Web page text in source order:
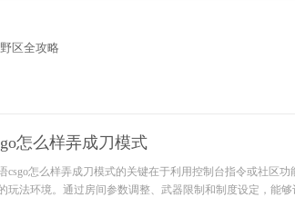
区全攻略
怎么样弄成刀模式
csgo怎么样弄成刀模式的关键在于利用控制台指令或社区
玩法环境。通过房间参数调整、武器限制和制度设定，能